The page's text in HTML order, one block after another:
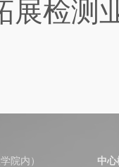
展检测
院内）
中